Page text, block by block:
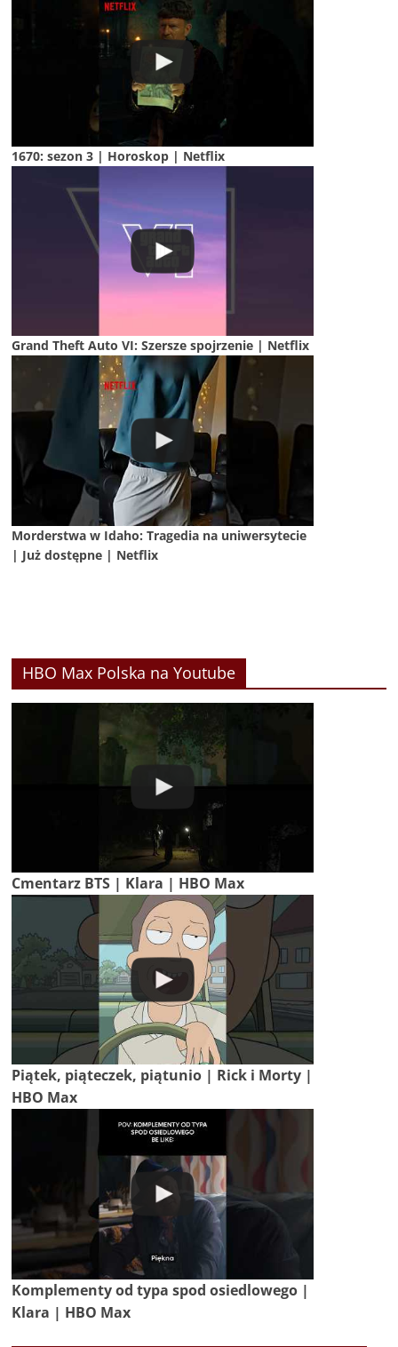
1670: sezon 3 | Horoskop | Netflix
Grand Theft Auto VI: Szersze spojrzenie | Netflix
Morderstwa w Idaho: Tragedia na uniwersytecie
| Już dostępne | Netflix
HBO Max Polska na Youtube
Cmentarz BTS | Klara | HBO Max
Piątek, piąteczek, piątunio | Rick i Morty |
HBO Max
Komplementy od typa spod osiedlowego |
Klara | HBO Max